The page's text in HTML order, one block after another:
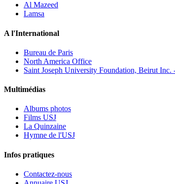
Al Mazeed
Lamsa
A l'International
Bureau de Paris
North America Office
Saint Joseph University Foundation, Beirut Inc.
Multimédias
Albums photos
Films USJ
La Quinzaine
Hymne de l'USJ
Infos pratiques
Contactez-nous